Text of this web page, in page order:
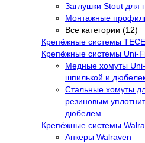
Заглушки Stout для
Монтажные
Все категории (12)
Крепёжные системы
Крепёжные системы Uni-
Медные хомуты
шпилькой и
Стальные хомуты
резиновым
дюбелем
Крепёжные системы
Анкеры Walraven